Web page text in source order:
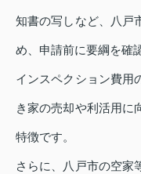
知書の写しなど、八戸
め、申請前に要綱を確
インスペクション費用
き家の売却や利活用に
特徴です。
さらに、八戸市の空家